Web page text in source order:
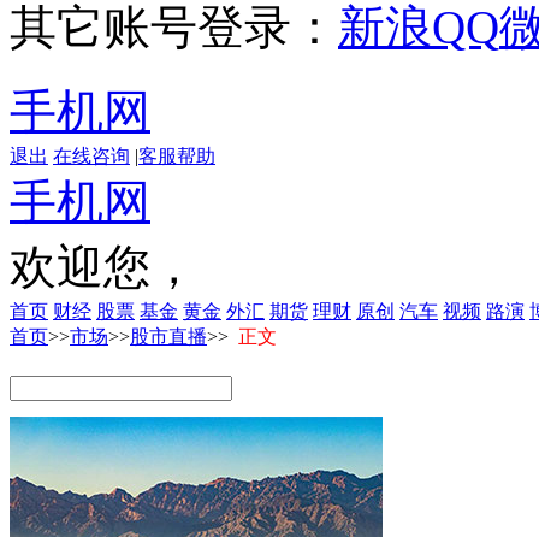
其它账号登录： 新浪QQ
手机网
退出 在线咨询 |客服帮助
手机网
欢迎您，
首页 财经 股票 基金 黄金 外汇 期货 理财 原创 汽车 视频 路演
首页>>市场>>股市直播>> 正文